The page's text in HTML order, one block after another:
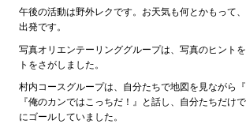
午後の活動は野外レクです。お天気も何とかもって
出発です。
写真オリエンテーリンググループは、写真のヒント
トをさがしました。
村内コースグループは、自分たちで地図を見ながら『
『俺のカンではこっちだ！』と話し、自分たちだけ
にゴールしていました。